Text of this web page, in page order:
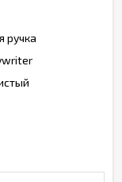
ручка